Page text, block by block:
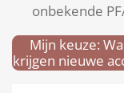
onbekende
Mijn keuze:
krijgen nieuwe